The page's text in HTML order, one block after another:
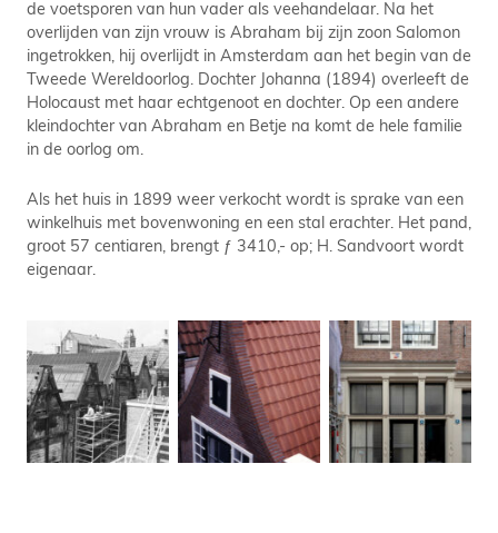
de voetsporen van hun vader als veehandelaar. Na het
overlijden van zijn vrouw is Abraham bij zijn zoon Salomon
ingetrokken, hij overlijdt in Amsterdam aan het begin van de
Tweede Wereldoorlog. Dochter Johanna (1894) overleeft de
Holocaust met haar echtgenoot en dochter. Op een andere
kleindochter van Abraham en Betje na komt de hele familie
in de oorlog om.
Als het huis in 1899 weer verkocht wordt is sprake van een
winkelhuis met bovenwoning en een stal erachter. Het pand,
groot 57 centiaren, brengt ƒ 3410,- op; H. Sandvoort wordt
eigenaar.